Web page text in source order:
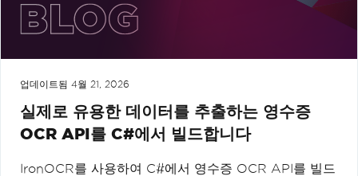
업데이트됨 4월 21, 2026
실제로 유용한 데이터를 추출하는 영수증
OCR API를 C#에서 빌드합니다
IronOCR를 사용하여 C#에서 영수증 OCR API를 빌드